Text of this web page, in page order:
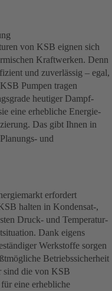
von KSB eignen sich
Kraftwerken. Denn
und zuverlässig – egal,
Pumpen tragen
heutiger Dampf­
eine erhebliche Energie­
Das gibt Ihnen in
und
erfordert
halten in Kondensat-,
Druck- und Temperatur­
Dank eigens
Werkstoffe sorgen
Betriebssicherheit
sind die von KSB
eine erhebliche